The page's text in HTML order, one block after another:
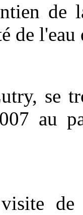
de
de l'eau
se
au
de